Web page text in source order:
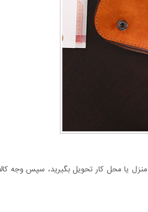
یا محل کار تحویل بگیرید، سپس وجه کالا